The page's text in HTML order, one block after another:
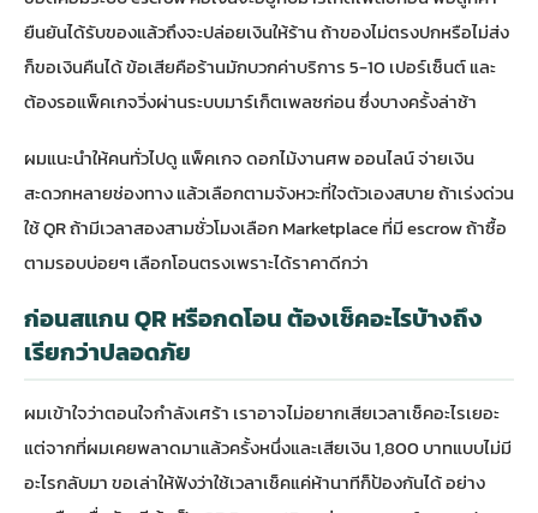
ยืนยันได้รับของแล้วถึงจะปล่อยเงินให้ร้าน ถ้าของไม่ตรงปกหรือไม่ส่ง
ก็ขอเงินคืนได้ ข้อเสียคือร้านมักบวกค่าบริการ 5-10 เปอร์เซ็นต์ และ
ต้องรอแพ็คเกจวิ่งผ่านระบบมาร์เก็ตเพลซก่อน ซึ่งบางครั้งล่าช้า
ผมแนะนำให้คนทั่วไปดู แพ็คเกจ ดอกไม้งานศพ ออนไลน์ จ่ายเงิน
สะดวกหลายช่องทางแล้วเลือกตามจังหวะที่ใจตัวเองสบาย ถ้าเร่งด่วน
ใช้ QR ถ้ามีเวลาสองสามชั่วโมงเลือก Marketplace ที่มี escrow ถ้าซื้อ
ตามรอบบ่อยๆ เลือกโอนตรงเพราะได้ราคาดีกว่า
ก่อนสแกน QR หรือกดโอน ต้องเช็คอะไรบ้างถึง
เรียกว่าปลอดภัย
ผมเข้าใจว่าตอนใจกำลังเศร้า เราอาจไม่อยากเสียเวลาเช็คอะไรเยอะ
แต่จากที่ผมเคยพลาดมาแล้วครั้งหนึ่งและเสียเงิน 1,800 บาทแบบไม่มี
อะไรกลับมา ขอเล่าให้ฟังว่าใช้เวลาเช็คแค่ห้านาทีก็ป้องกันได้ อย่าง